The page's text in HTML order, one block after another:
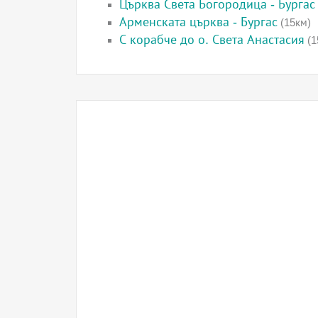
Църква Света Богородица - Бургас
Арменската църква - Бургас (15км)
С корабче до о. Света Анастасия